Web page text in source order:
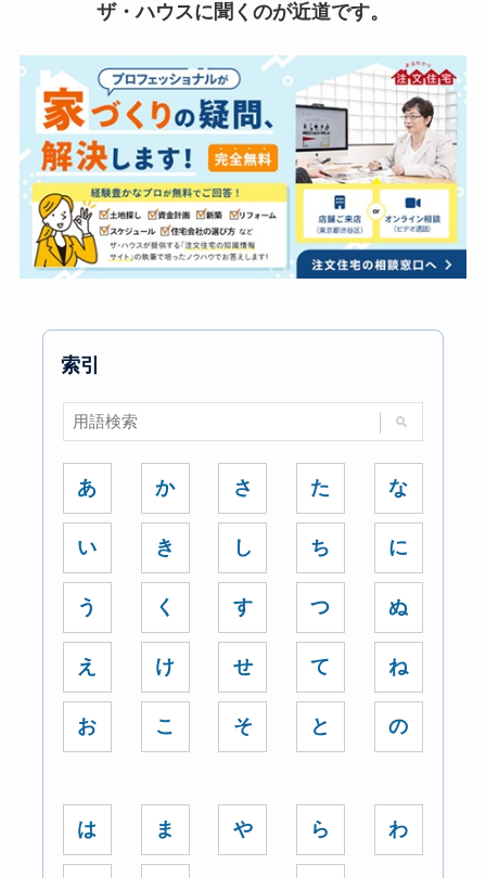
ザ・ハウスに聞くのが近道です。
索引
あ
い
う
え
お
か
き
く
け
こ
さ
し
す
せ
そ
た
ち
つ
て
と
な
に
ぬ
ね
の
は ま や ら わ